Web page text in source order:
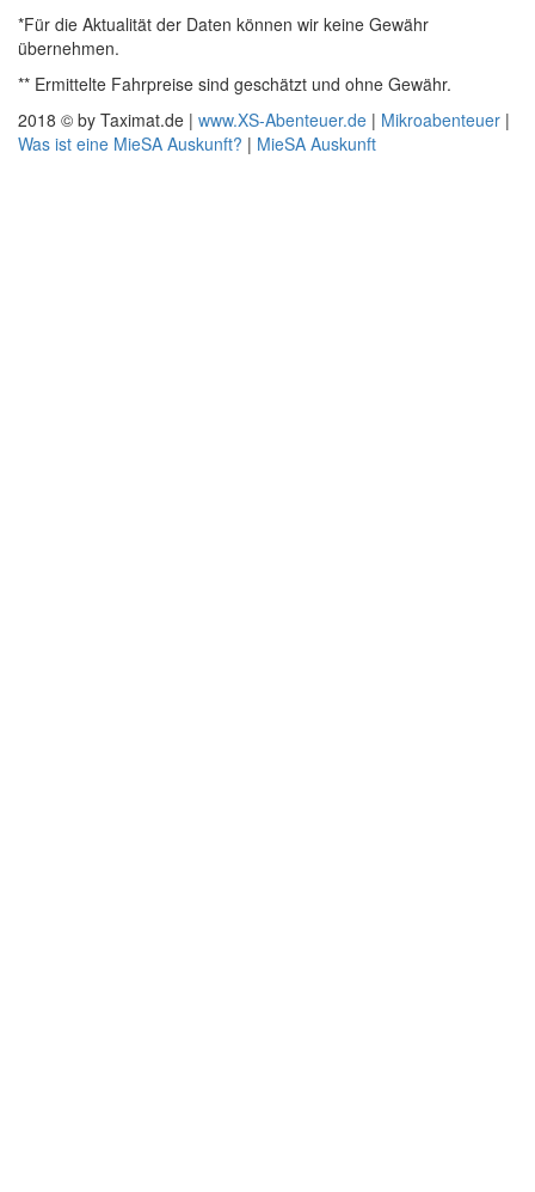
*Für die Aktualität der Daten können wir keine Gewähr
übernehmen.
** Ermittelte Fahrpreise sind geschätzt und ohne Gewähr.
2018 © by Taximat.de | www.XS-Abenteuer.de | Mikroabenteuer |
Was ist eine MieSA Auskunft? | MieSA Auskunft